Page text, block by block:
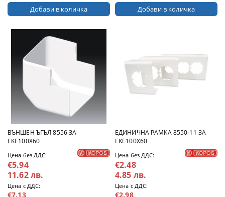
ВЪНШЕН ЪГЪЛ 8556 ЗА
EKE100X60
Цена без ДДС:
€5.94
11.62 лв.
Цена с ДДС:
€7.13
ЕДИНИЧНА РАМКА 8550-11 ЗА
ЕKE100X60
Цена без ДДС:
€2.48
4.85 лв.
Цена с ДДС:
€2.98